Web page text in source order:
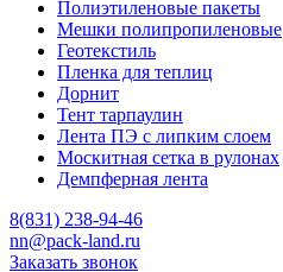
Полиэтиленовые пакеты
Мешки полипропиленовые
Геотекстиль
Пленка для теплиц
Дорнит
Тент тарпаулин
Лента ПЭ с липким слоем
Москитная сетка в рулонах
Демпферная лента
8(831) 238-94-46
nn@pack-land.ru
Заказать звонок